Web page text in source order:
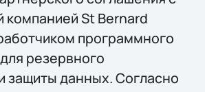
компанией St Bernard
программного
резервного
защиты данных. Согласно